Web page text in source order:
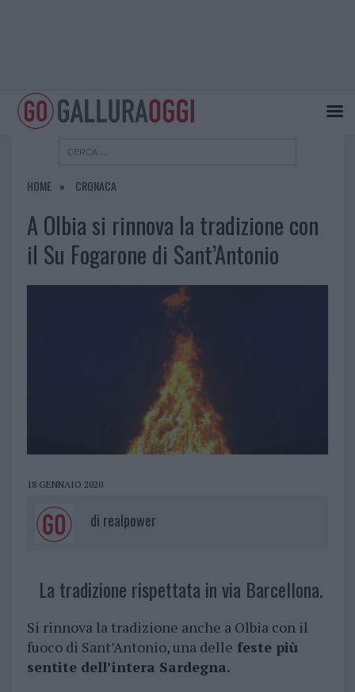
HOME CRONACA
A Olbia si rinnova la tradizione con
il Su Fogarone di Sant’Antonio
18 GENNAIO 2020
di realpower
La tradizione rispettata in via Barcellona.
Si rinnova la tradizione anche a Olbia con il
fuoco di Sant’Antonio, una delle feste più
sentite dell’intera Sardegna.